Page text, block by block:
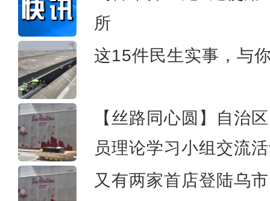
所
这15件民生实事，与
【丝路同心圆】自治
员理论学习小组交流
又有两家首店登陆乌